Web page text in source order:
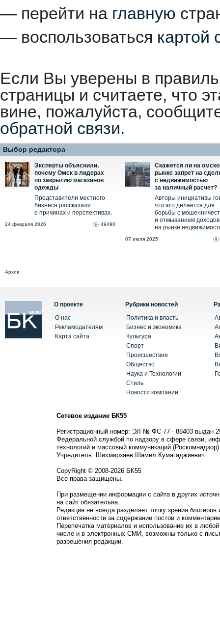
— перейти на главную
— воспользоваться картой
Если Вы уверены в
страницы и считаете, что
вине, пожалуйста,
обратной связи.
Выбор редактора
Эксперты объяснили,
почему Омск в лидерах
по закрытию магазинов
одежды
Представители местного
бизнеса рассказали
о причинах и перспективах.
24 февраля 2026 49490
Скажется ли на
рынке запрет на
с недвижимостью
за наличный расчет?
Авторы инициативы
что это делается для
борьбы с
и отмыванием доходов
на рынке
07 июля 2025
Архив
О проекте
О нас
Рекламодателям
Карта сайта
Рубрики новостей
Политика и власть
Бизнес и экономика
Культура
Спорт
Происшествия
Общество
Наука и Технологии
Стиль
Новости компании
Сетевое издание БК55
Регистрационный номер: ЭЛ № ФС 77 - 88403 выдан
Федеральной службой по надзору в сфере связи,
технологий и массовый коммуникаций (Роскомнадзор)
Учредитель: Шихмирзаев Шамил Кумагаджиевич
CopyRight © 2008-2026 БК55
Все права защищены.
При размещении информации с сайта в других
на сайт обязательна.
Редакция не всегда разделяет точку зрения блогеров
ответственности за содержание постов и
Перепечатка материалов и использование их в
числе и в электронных СМИ, возможны только с
разрешения редакции.